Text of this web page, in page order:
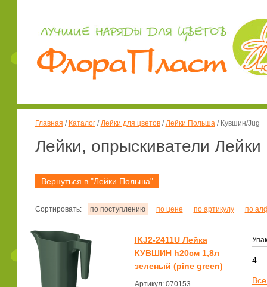
Главная / Каталог/Лейки для цветов/Лейки Польша/ Кувшин/Jug
Лейки, опрыскиватели
Вернуться в "Лейки Польша"
Сортировать: по поступлению по цене по артикулу по
IKJ2-2411U Лейка
КУВШИН h20см 1,8л
зеленый (pine green)
Артикул: 070153
4